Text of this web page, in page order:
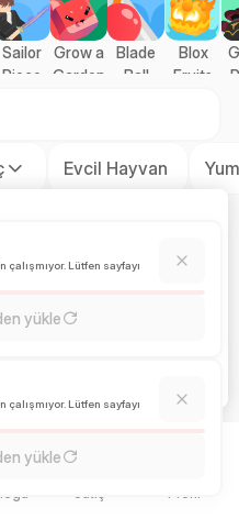
Sailor
Piece
Grow a
Garden
Blade
Ball
Blox
Fruits
Evcil Hayvan
0.04 $
bağlantısı olmayan
kullanarak çerez
ET
Satış Profil
Lütfen sayfayı
yükle
Lütfen sayfayı
yükle